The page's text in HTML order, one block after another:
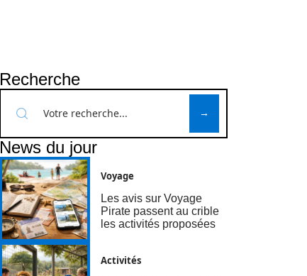
Recherche
News du jour
Voyage
Les avis sur Voyage
Pirate passent au crible
les activités proposées
Activités